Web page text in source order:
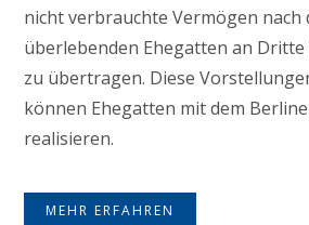
nicht verbrauchte Vermögen nach
überlebenden Ehegatten an Dritte
zu übertragen. Diese
können Ehegatten mit dem
realisieren.
MEHR ERFAHREN